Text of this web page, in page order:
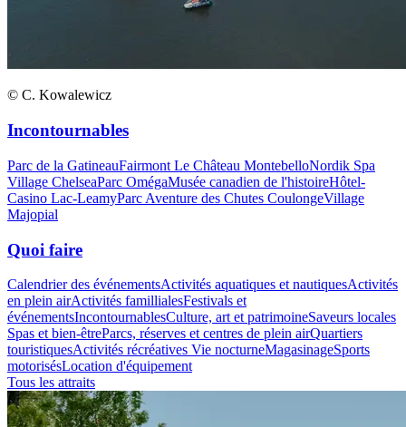
© C. Kowalewicz
Incontournables
Parc de la GatineauFairmont Le Château MontebelloNordik Spa
Village ChelseaParc OmégaMusée canadien de l'histoireHôtel-
Casino Lac-LeamyParc Aventure des Chutes CoulongeVillage
Majopial
Quoi faire
Calendrier des événementsActivités aquatiques et nautiquesActivités
en plein airActivités famillialesFestivals et
événementsIncontournablesCulture, art et patrimoineSaveurs locales
Spas et bien-êtreParcs, réserves et centres de plein airQuartiers
touristiquesActivités récréatives Vie nocturneMagasinageSports
motorisésLocation d'équipement
Tous les attraits